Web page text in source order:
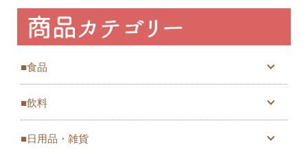
■食品
■飲料
■日用品・雑貨